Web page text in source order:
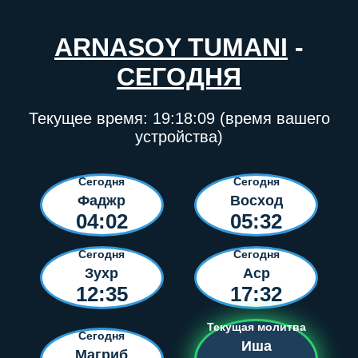
ARNASOY TUMANI -
СЕГОДНЯ
Текущее время: 19:18:09(время вашего
устройства)
Сегодня
Фаджр
04:02
Сегодня
Восход
05:32
Сегодня
Зухр
12:35
Сегодня
Аср
17:32
Сегодня
Текущая молитва
Иша